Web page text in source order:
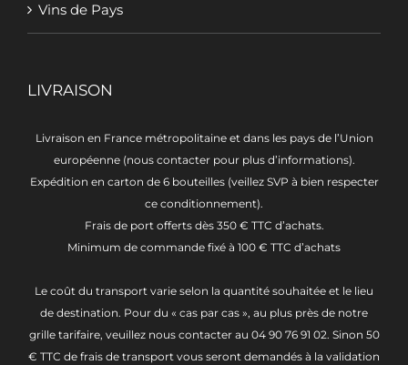
Vins de Pays
LIVRAISON
Livraison en France métropolitaine et dans les pays de l’Union
européenne (nous contacter pour plus d’informations).
Expédition en carton de 6 bouteilles (veillez SVP à bien respecter
ce conditionnement).
Frais de port offerts dès 350 € TTC d’achats.
Minimum de commande fixé à 100 € TTC d’achats
Le coût du transport varie selon la quantité souhaitée et le lieu
de destination. Pour du « cas par cas », au plus près de notre
grille tarifaire, veuillez nous contacter au 04 90 76 91 02. Sinon 50
€ TTC de frais de transport vous seront demandés à la validation